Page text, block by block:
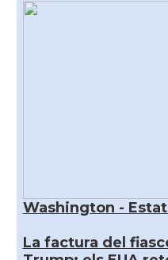
Washington -
La factura del